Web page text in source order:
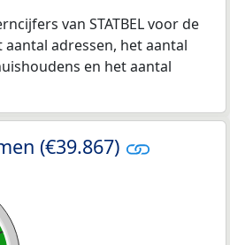
van STATBEL voor de
adressen, het aantal
en het aantal
(€39.867)